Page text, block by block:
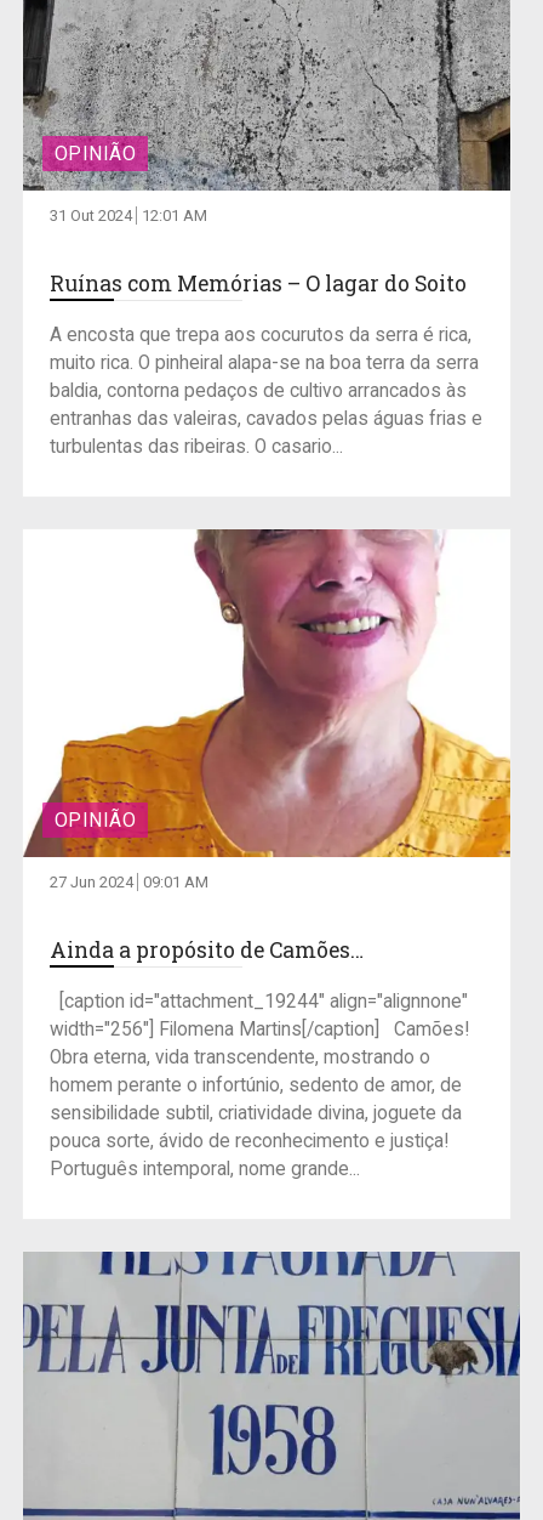
OPINIÃO
31 Out 2024 12:01 AM
Ruínas com Memórias – O lagar do Soito
A encosta que trepa aos cocurutos da serra é rica,
muito rica. O pinheiral alapa-se na boa terra da serra
baldia, contorna pedaços de cultivo arrancados às
entranhas das valeiras, cavados pelas águas frias e
turbulentas das ribeiras. O casario...
OPINIÃO
27 Jun 2024 09:01 AM
Ainda a propósito de Camões…
[caption id="attachment_19244" align="alignnone"
width="256"] Filomena Martins[/caption] Camões!
Obra eterna, vida transcendente, mostrando o
homem perante o infortúnio, sedento de amor, de
sensibilidade subtil, criatividade divina, joguete da
pouca sorte, ávido de reconhecimento e justiça!
Português intemporal, nome grande...